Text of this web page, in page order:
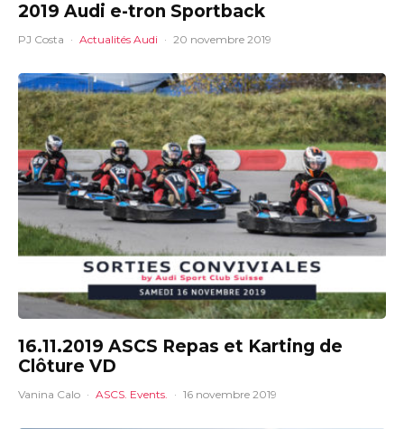
2019 Audi e-tron Sportback
PJ Costa · Actualités Audi · 20 novembre 2019
16.11.2019 ASCS Repas et Karting de
Clôture VD
Vanina Calo · ASCS. Events. · 16 novembre 2019